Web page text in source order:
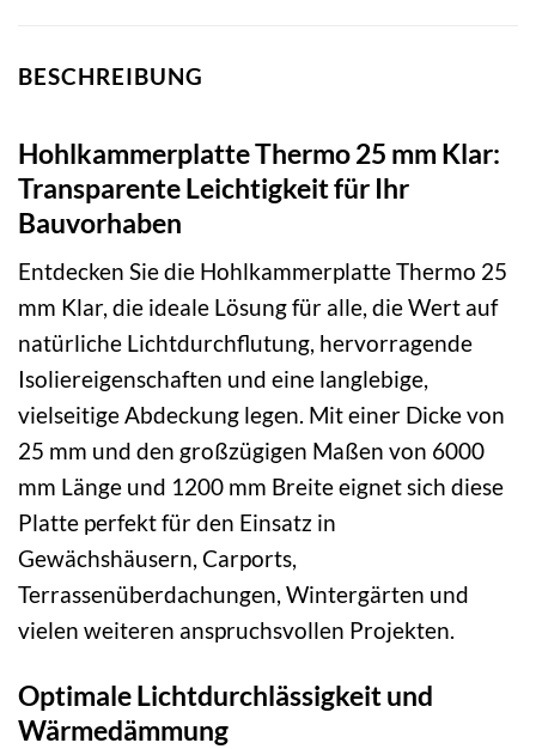
BESCHREIBUNG
Hohlkammerplatte Thermo 25 mm Klar:
Transparente Leichtigkeit für Ihr
Bauvorhaben
Entdecken Sie die Hohlkammerplatte Thermo 25
mm Klar, die ideale Lösung für alle, die Wert auf
natürliche Lichtdurchflutung, hervorragende
Isoliereigenschaften und eine langlebige,
vielseitige Abdeckung legen. Mit einer Dicke von
25 mm und den großzügigen Maßen von 6000
mm Länge und 1200 mm Breite eignet sich diese
Platte perfekt für den Einsatz in
Gewächshäusern, Carports,
Terrassenüberdachungen, Wintergärten und
vielen weiteren anspruchsvollen Projekten.
Optimale Lichtdurchlässigkeit und
Wärmedämmung